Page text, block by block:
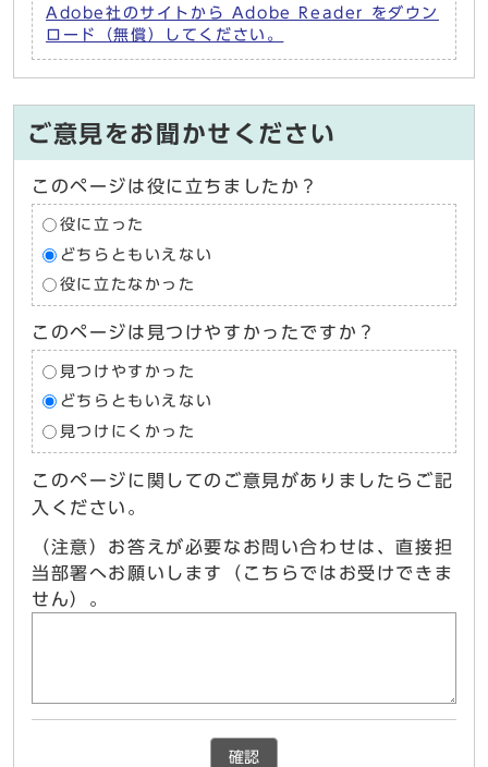
Adobe社のサイトから Adobe Reader をダウン
ロード（無償）してください。
ご意見をお聞かせください
このページは役に立ちましたか？
役に立った
どちらともいえない
役に立たなかった
このページは見つけやすかったですか？
見つけやすかった
どちらともいえない
見つけにくかった
このページに関してのご意見がありましたらご記
入ください。
（注意）お答えが必要なお問い合わせは、直接担
当部署へお願いします（こちらではお受けできま
せん）。
確認